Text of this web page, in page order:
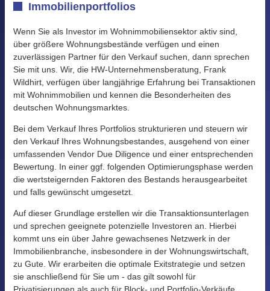
Finanzierungen
Unternehmen
Kontakt
Immobilienportfolios
Wenn Sie als Investor im Wohnimmobiliensektor aktiv sind,
über größere Wohnungsbestände verfügen und einen
zuverlässigen Partner für den Verkauf suchen, dann sprechen
Sie mit uns. Wir, die HW-Unternehmensberatung, Frank
Wildhirt, verfügen über langjährige Erfahrung bei Transaktionen
mit Wohnimmobilien und kennen die Besonderheiten des
deutschen Wohnungsmarktes.
Bei dem Verkauf Ihres Portfolios strukturieren und steuern wir
den Verkauf Ihres Wohnungsbestandes, ausgehend von einer
umfassenden Vendor Due Diligence und einer entsprechenden
Bewertung. In einer ggf. folgenden Optimierungsphase werden
die wertsteigernden Faktoren des Bestands herausgearbeitet
und falls gewünscht umgesetzt.
Auf dieser Grundlage erstellen wir die Transaktionsunterlagen
und sprechen geeignete potenzielle Investoren an. Hierbei
kommt uns ein über Jahre gewachsenes Netzwerk in der
Immobilienbranche, insbesondere in der Wohnungswirtschaft,
zu Gute. Wir erarbeiten die optimale Exitstrategie und setzen
sie anschließend für Sie um - das gilt sowohl für